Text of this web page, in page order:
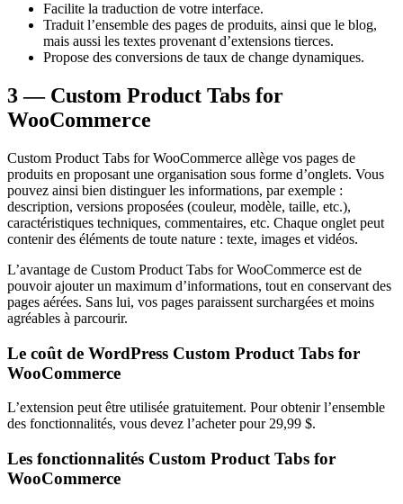
Facilite la traduction de votre interface.
Traduit l’ensemble des pages de produits, ainsi que le blog,
mais aussi les textes provenant d’extensions tierces.
Propose des conversions de taux de change dynamiques.
3 — Custom Product Tabs for
WooCommerce
Custom Product Tabs for WooCommerce allège vos pages de
produits en proposant une organisation sous forme d’onglets. Vous
pouvez ainsi bien distinguer les informations, par exemple :
description, versions proposées (couleur, modèle, taille, etc.),
caractéristiques techniques, commentaires, etc. Chaque onglet peut
contenir des éléments de toute nature : texte, images et vidéos.
L’avantage de Custom Product Tabs for WooCommerce est de
pouvoir ajouter un maximum d’informations, tout en conservant des
pages aérées. Sans lui, vos pages paraissent surchargées et moins
agréables à parcourir.
Le coût de WordPress Custom Product Tabs for
WooCommerce
L’extension peut être utilisée gratuitement. Pour obtenir l’ensemble
des fonctionnalités, vous devez l’acheter pour 29,99 $.
Les fonctionnalités Custom Product Tabs for
WooCommerce